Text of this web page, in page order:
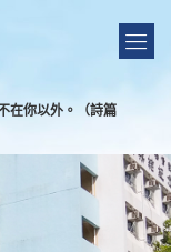
在你以外。（詩篇